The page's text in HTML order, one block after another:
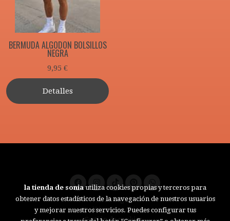
BERMUDA ALGODON BOLSILLOS
NEGRA
9,95 €
Detalles
Aviso legal
Política de cookies
Gestión de cookies
la tienda de soniautiliza cookies propias y terceros para
obtener datos estadísticos de la navegación de nuestros usuarios
y mejorar nuestros servicios. Puedes configurar tus